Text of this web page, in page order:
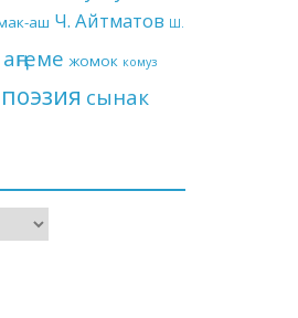
аш Ч. Айтматов Ш.
аңгеме жомок комуз
поэзия сынак